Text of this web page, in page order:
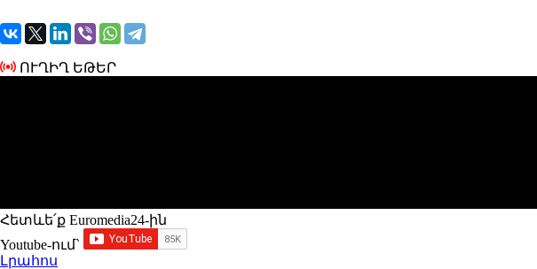
ՈՒՂԻՂ ԵԹԵՐ
Հետևե՛ք Euromedia24-ին
Youtube-ում`
Լրահոս